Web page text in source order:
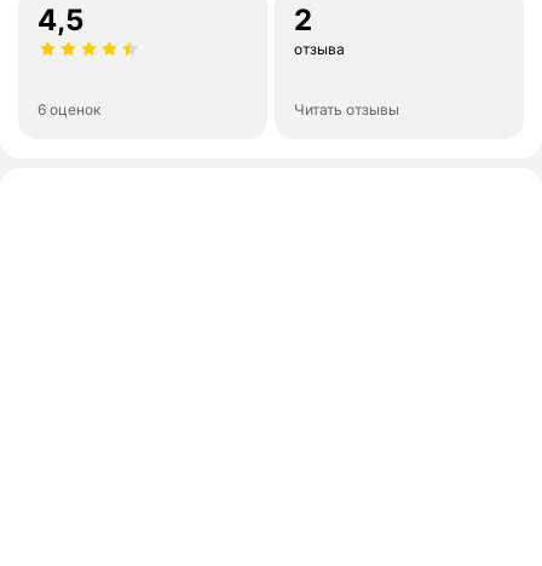
4,5
6 оценок
2
отзыва
Читать отзывы